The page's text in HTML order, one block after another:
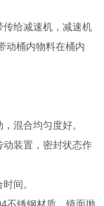
给减速机，减速机
动桶内物料在桶内
混合均匀度好。
装置，密封状态作
间。